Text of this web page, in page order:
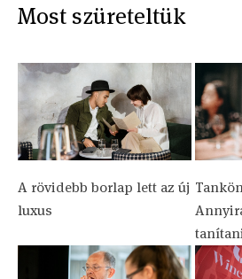
Most szüreteltük
A rövidebb borlap lett az új
luxus